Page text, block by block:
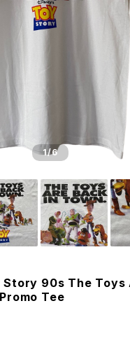
1/6
90s The Toys
Tee